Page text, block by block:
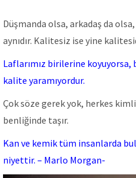
Düşmanda olsa, arkadaş da
aynıdır. Kalitesiz ise yine
Laflarımız birilerine
kalite yaramıyordur.
Çok söze gerek yok, herkes
benliğinde taşır.
Kan ve kemik tüm insanlarda
niyettir. – Marlo Morgan-